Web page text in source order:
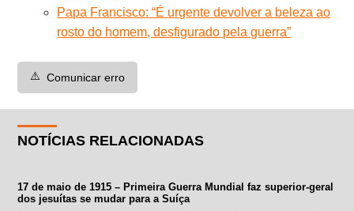
Papa Francisco: “É urgente devolver a beleza ao
rosto do homem, desfigurado pela guerra”
⚠️ Comunicar erro
NOTÍCIAS RELACIONADAS
17 de maio de 1915 – Primeira Guerra Mundial faz superior-geral
dos jesuítas se mudar para a Suíça